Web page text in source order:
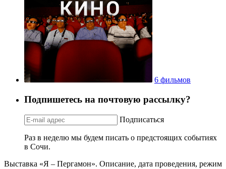
6 фильмов
Подпишетесь на почтовую рассылку?
Подписаться
Раз в неделю мы будем писать о предстоящих событиях
в Сочи.
Выставка «Я – Пергамон». Описание, дата проведения, режим